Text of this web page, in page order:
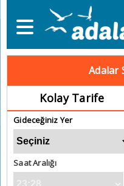
Adalar
Kolay Tarife
Gideceğiniz Yer
Saat Aralığı